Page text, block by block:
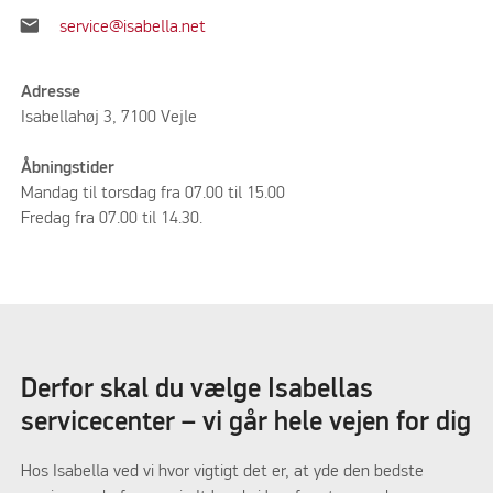
email service@isabella.net
Adresse
Isabellahøj 3, 7100 Vejle
Åbningstider
Mandag til torsdag fra 07.00 til 15.00
Fredag fra 07.00 til 14.30.
Derfor skal du vælge Isabellas
servicecenter – vi går hele vejen for dig
Hos Isabella ved vi hvor vigtigt det er, at yde den bedste